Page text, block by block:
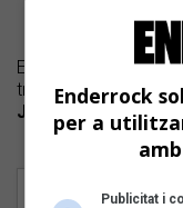
El polifacètic músic
treball que té com a
Joan Valls
Cançons
Enderrock
per a
Publicitat i